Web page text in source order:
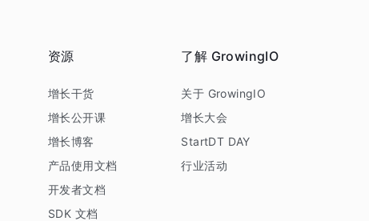
资源
增长干货
增长公开课
增长博客
产品使用文档
开发者文档
SDK 文档
了解 GrowingIO
关于 GrowingIO
增长大会
StartDT DAY
行业活动